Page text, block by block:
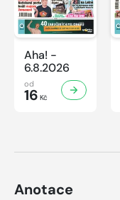
Aha! -
6.8.2026
od
16 Kč
Anotace